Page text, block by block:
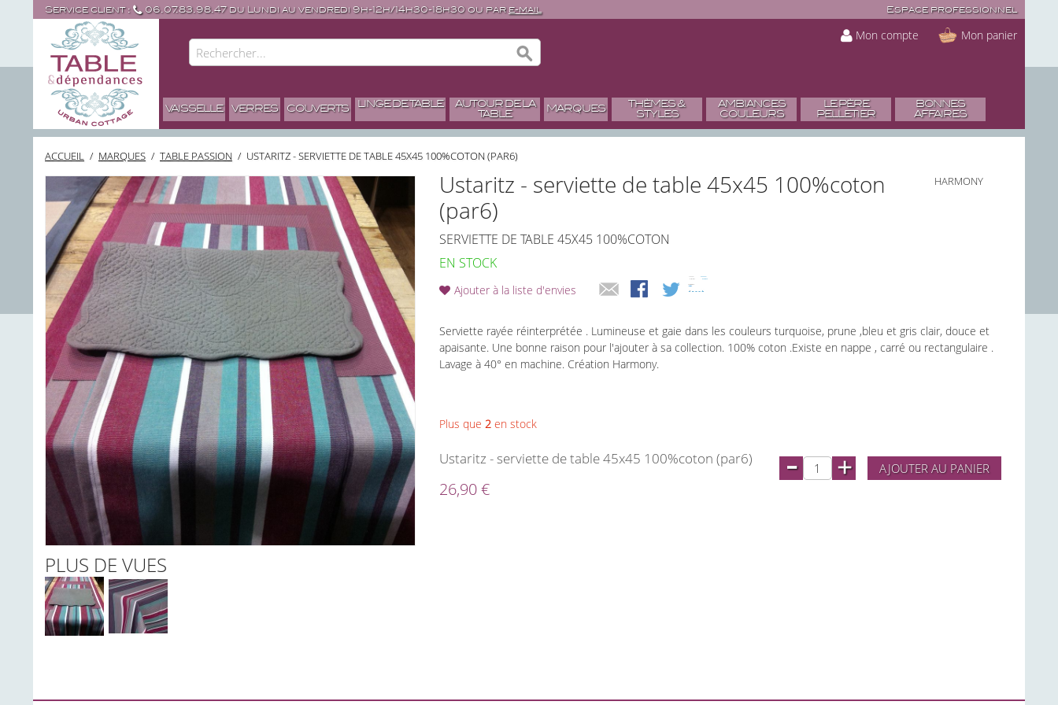
Service client : 06.07.83.98.47 du Lundi au vendredi 9h-12h/14h30-18h30 ou par e-mail Espace professionnel
Mon compte Mon panier
VAISSELLE VERRES COUVERTS LINGE DE TABLE
AUTOUR DE LA
TABLE
MARQUES
THÈMES &
STYLES
AMBIANCES
COULEURS
LE PÈRE
PELLETIER
BONNES
AFFAIRES
ACCUEIL / MARQUES / TABLE PASSION / USTARITZ - SERVIETTE DE TABLE 45X45 100%COTON (PAR6)
PLUS DE VUES
Ustaritz - serviette de table 45x45 100%coton
(par6)
SERVIETTE DE TABLE 45X45 100%COTON
HARMONY
EN STOCK
Ajouter à la liste d'envies
Serviette rayée réinterprétée . Lumineuse et gaie dans les couleurs turquoise, prune ,bleu et gris clair, douce et
apaisante. Une bonne raison pour l'ajouter à sa collection. 100% coton .Existe en nappe , carré ou rectangulaire .
Lavage à 40° en machine. Création Harmony.
Plus que 2 en stock
Ustaritz - serviette de table 45x45 100%coton (par6)
AJOUTER AU PANIER
- +
26,90 €